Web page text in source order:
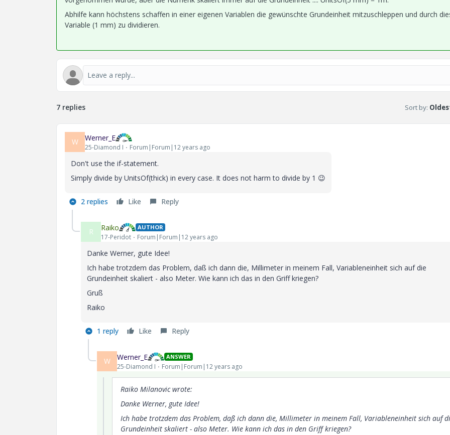
Abhilfe kann höchstens schaffen in einer eigenen Variablen die gewünschte Grundeinheit mitzuschleppen und durch
Variable (1 mm) zu dividieren.
7 replies Sort by:
W Werner_E
25-Diamond I Forum|Forum|12 years ago
Don't use the if-statement.
Simply divide by UnitsOf(thick) in every case. It does not harm to divide by 1 😉
2 replies Like Reply
R Raiko AUTHOR
17-Peridot Forum|Forum|12 years ago
Danke Werner, gute Idee!
Ich habe trotzdem das Problem, daß ich dann die, Millimeter in meinem Fall, Variableneinheit sich auf die
Grundeinheit skaliert - also Meter. Wie kann ich das in den Griff kriegen?
Gruß
Raiko
1 reply Like Reply
W Werner_E ANSWER
25-Diamond I Forum|Forum|12 years ago
Raiko Milanovic wrote:
Danke Werner, gute Idee!
Ich habe trotzdem das Problem, daß ich dann die, Millimeter in meinem Fall, Variableneinheit sich auf
Grundeinheit skaliert - also Meter. Wie kann ich das in den Griff kriegen?